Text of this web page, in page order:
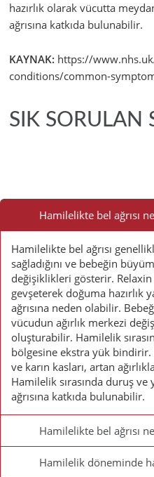
hazırlık olarak vücutta
ağrısına katkıda bulunabilir.
KAYNAK: https://
conditions/common-
SIK SORULAN
Sorulan
Sorular
Hamilelikte bel ağrısı
Hamilelikte bel ağrısı
sağladığını ve bebeğin
değişiklikleri gösterir.
gevşeterek doğuma hazırlık
ağrısına neden olabilir.
vücudun ağırlık merkezi
oluşturabilir. Hamilelik
bölgesine ekstra yük
ve karın kasları, artan
Hamilelik sırasında duruş
ağrısına katkıda bulunabilir.
Hamilelikte bel ağrısı
Hamilelik döneminde